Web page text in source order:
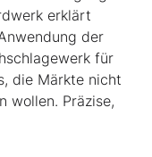
erklärt
der
für
die Märkte nicht
wollen. Präzise,